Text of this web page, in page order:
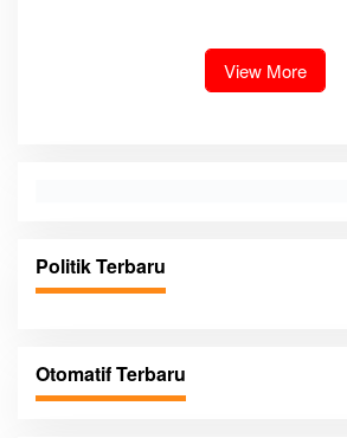
Dikecamatan gunung malela
View More
Politik Terbaru
Otomatif Terbaru